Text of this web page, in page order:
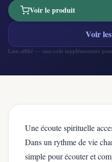
Voir le produit
Voir
Lien affilié — sans coût supplémentaire
Une écoute spirituelle
Dans un rythme de vie
simple pour écouter et